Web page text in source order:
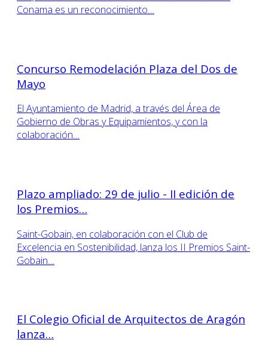
Conama es un reconocimiento…
Concurso Remodelación Plaza del Dos de
Mayo
El Ayuntamiento de Madrid, a través del Área de
Gobierno de Obras y Equipamientos, y con la
colaboración…
Plazo ampliado: 29 de julio - II edición de
los Premios…
Saint-Gobain, en colaboración con el Club de
Excelencia en Sostenibilidad, lanza los II Premios Saint-
Gobain…
El Colegio Oficial de Arquitectos de Aragón
lanza…